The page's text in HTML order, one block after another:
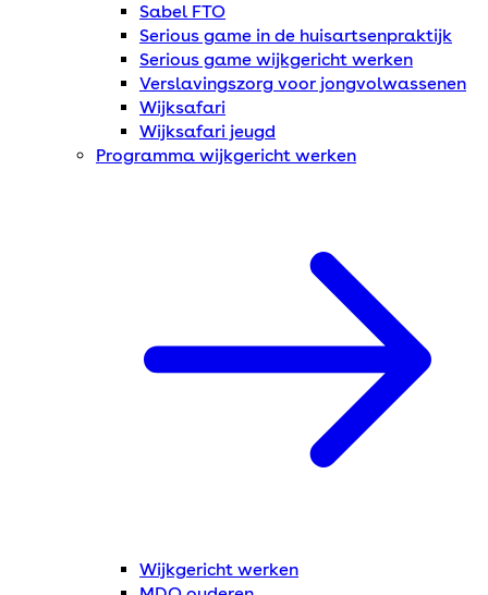
Sabel FTO
Serious game in de huisartsenpraktijk
Serious game wijkgericht werken
Verslavingszorg voor jongvolwassenen
Wijksafari
Wijksafari jeugd
Programma wijkgericht werken
Wijkgericht werken